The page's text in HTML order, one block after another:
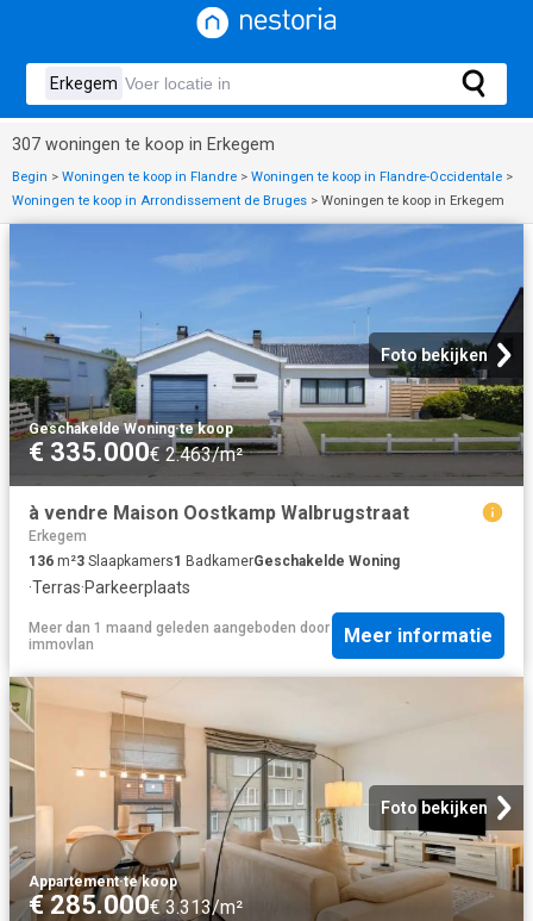
307 woningen te koop in Erkegem
Begin > Woningen te koop in Flandre > Woningen te koop in Flandre-Occidentale >
Woningen te koop in Arrondissement de Bruges > Woningen te koop in Erkegem
Foto bekijken
Geschakelde Woning·te koop
€ 335.000€ 2.463/m²
à vendre Maison Oostkamp Walbrugstraat
Erkegem
136 m²3 Slaapkamers1 BadkamerGeschakelde Woning
·Terras·Parkeerplaats
Meer dan 1 maand geleden aangeboden door
immovlan
Meer informatie
Foto bekijken
Appartement·te koop
€ 285.000€ 3.313/m²